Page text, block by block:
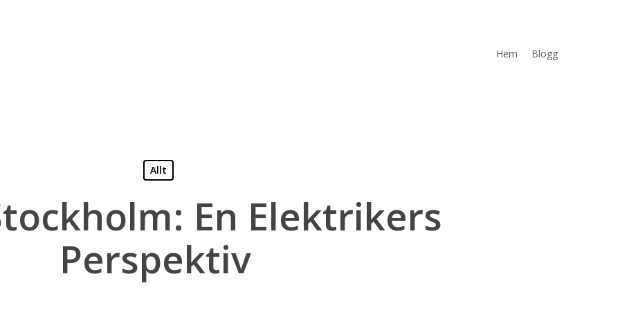
Hem Blogg
Allt
En Elektrikers
Perspektiv